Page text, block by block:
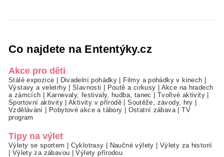
Co najdete na Ententýky.cz
Akce pro děti
Stálé expozice Divadelní pohádky Filmy a pohádky v kinech
Výstavy a veletrhy|Slavnosti Poutě a cirkusy
Akce na hradech
a zámcích
Karnevaly, festivaly, hudba, tanec Tvořivé aktivity
Sportovní aktivity|Aktivity v přírodě |Soutěže, závody, hry
Vzdělávání
Pobytové akce a tábory Ostatní zábava |TV
program
Tipy na výlet
Výlety se sportem Cyklotrasy Naučné výlety
Výlety za historií
Výlety za zábavou |Výlety přírodou